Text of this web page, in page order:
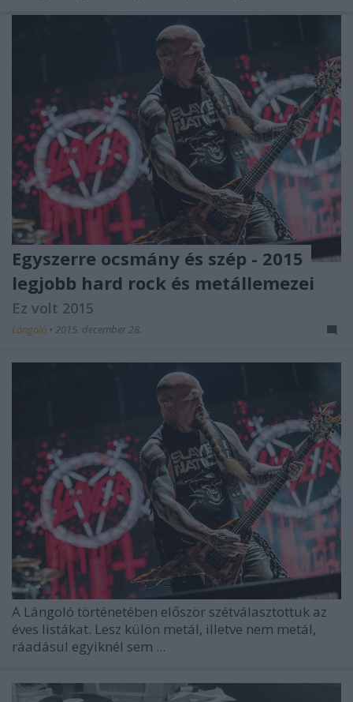
Egyszerre ocsmány és szép - 2015
legjobb hard rock és metállemezei
Ez volt 2015
Lángoló • 2015. december 28.
A Lángoló történetében először szétválasztottuk az
éves listákat. Lesz külön metál, illetve nem metál,
ráadásul egyiknél sem ...